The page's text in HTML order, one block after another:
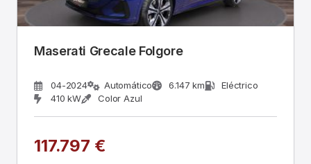
Maserati Grecale Folgore
04-2024 Automático 6.147 km
Eléctrico
410 kW
Color Azul
117.797 €